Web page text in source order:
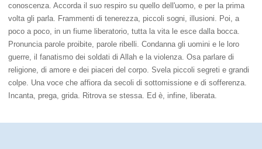
conoscenza. Accorda il suo respiro su quello dell'uomo, e per la prima
volta gli parla. Frammenti di tenerezza, piccoli sogni, illusioni. Poi, a
poco a poco, in un fiume liberatorio, tutta la vita le esce dalla bocca.
Pronuncia parole proibite, parole ribelli. Condanna gli uomini e le loro
guerre, il fanatismo dei soldati di Allah e la violenza. Osa parlare di
religione, di amore e dei piaceri del corpo. Svela piccoli segreti e grandi
colpe. Una voce che affiora da secoli di sottomissione e di sofferenza.
Incanta, prega, grida. Ritrova se stessa. Ed è, infine, liberata.